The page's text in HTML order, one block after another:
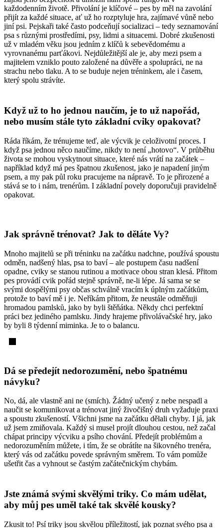
každodenním životě. Přivolání je klíčové – pes by měl na zavolání
přijít za každé situace, ať už ho rozptyluje hra, zajímavé vůně nebo
jiní psi. Pejskaři také často podceňují socializaci – tedy seznamování
psa s různými prostředími, psy, lidmi a situacemi. Dobré zkušenosti
už v mladém věku jsou jedním z klíčů k sebevědomému a
vyrovnanému parťákovi. Nejdůležitější ale je, aby mezi psem a
majitelem vzniklo pouto založené na důvěře a spolupráci, ne na
strachu nebo tlaku. A to se buduje nejen tréninkem, ale i časem,
který spolu strávíte.
Když už to ho jednou naučím, je to už napořád,
nebo musím stále tyto základní cviky opakovat?
Ráda říkám, že trénujeme teď, ale výcvik je celoživotní proces. I
když psa jednou něco naučíme, nikdy to není „hotovo“. V průběhu
života se mohou vyskytnout situace, které nás vrátí na začátek –
například když má pes špatnou zkušenost, jako je napadení jiným
psem, a my pak půl roku pracujeme na nápravě. To je přirozené a
stává se to i nám, trenérům. I základní povely doporučuji pravidelně
opakovat.
Jak správně trénovat? Jak to děláte Vy?
Mnoho majitelů se při tréninku na začátku nadchne, používá spoustu
odměn, nadšený hlas, psa to baví – ale postupem času nadšení
opadne, cviky se stanou rutinou a motivace obou stran klesá. Přitom
pes provádí cvik pořád stejně správně, ne-li lépe. Já sama se se
svými dospělými psy občas schválně vracím k úplným začátkům,
protože to baví mě i je. Neříkám přitom, že neustále odměňuji
hromadou pamlsků, jako by byli štěňátka. Někdy chci perfektní
práci bez jediného pamlsku. Jindy hrajeme přivolávačské hry, jako
by byli 8 týdenní miminka. Je to o balancu.
Dá se předejít nedorozumění, nebo špatnému
návyku?
No, dá, ale vlastně ani ne (smích). Žádný učený z nebe nespadl a
naučit se komunikovat a trénovat jiný živočišný druh vyžaduje praxi
a spoustu zkušeností. Všichni jsme na začátku dělali chyby. I já, jak
už jsem zmiňovala. Každý si musel projít dlouhou cestou, než začal
chápat principy výcviku a psího chování. Předejít problémům a
nedorozuměním můžete, i tím, že se obrátíte na šikovného trenéra,
který vás od začátku povede správným směrem. To vám pomůže
ušetřit čas a vyhnout se častým začátečnickým chybám.
Jste známá svými skvělými triky. Co mám udělat,
aby můj pes uměl také tak skvělé kousky?
Zkusit to! Psí triky jsou skvělou příležitostí, jak poznat svého psa a